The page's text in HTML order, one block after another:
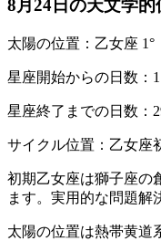
8月24日の天文学的
太陽の位置：乙女座 1°
星座開始からの日数：1
星座終了までの日数：
サイクル位置：乙女座
初期乙女座は獅子座の
ます。実用的な問題解
太陽の位置は熱帯黄道